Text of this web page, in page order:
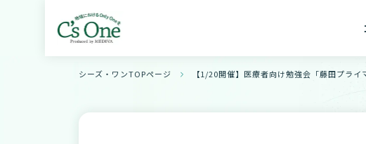
シーズ・ワンTOPページ 【1/20開催】医療者向け勉強会「藤田プラ